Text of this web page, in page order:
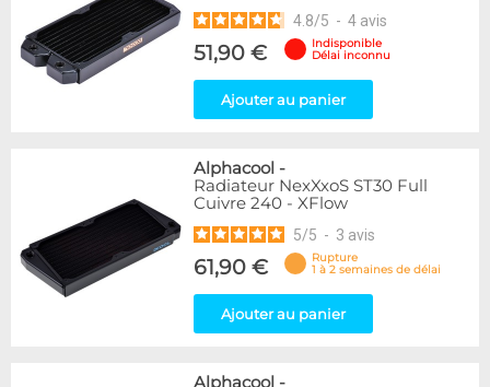
4.8/5 - 4 avis
51,90 €
Indisponible
Délai inconnu
Ajouter au panier
Alphacool -
Radiateur NexXxoS ST30 Full
Cuivre 240 - XFlow
5/5 - 3 avis
61,90 €
Rupture
1 à 2 semaines de délai
Ajouter au panier
Alphacool -